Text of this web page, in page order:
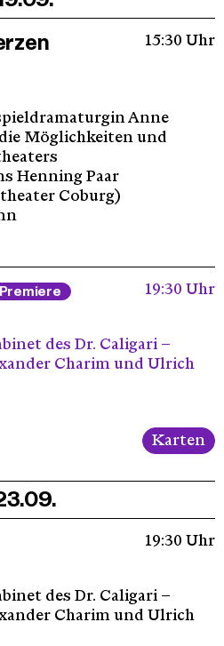
15:30 Uhr
Anne
Möglichkeiten und
Henning Paar
Coburg)
19:30 Uhr
Premiere
des Dr. Caligari –
Charim und Ulrich
Karten
19:30 Uhr
des Dr. Caligari –
Charim und Ulrich